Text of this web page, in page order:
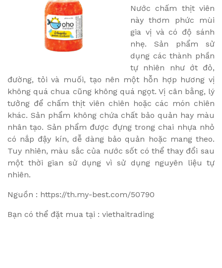
Nước chấm thịt viên
này thơm phức mùi
gia vị và có độ sánh
nhẹ. Sản phẩm sử
dụng các thành phần
tự nhiên như ớt đỏ,
đường, tỏi và muối, tạo nên một hỗn hợp hương vị
không quá chua cũng không quá ngọt. Vị cân bằng, lý
tưởng để chấm thịt viên chiên hoặc các món chiên
khác. Sản phẩm không chứa chất bảo quản hay màu
nhân tạo. Sản phẩm được đựng trong chai nhựa nhỏ
có nắp đậy kín, dễ dàng bảo quản hoặc mang theo.
Tuy nhiên, màu sắc của nước sốt có thể thay đổi sau
một thời gian sử dụng vì sử dụng nguyên liệu tự
nhiên.
Nguồn : https://th.my-best.com/50790
Bạn có thể đặt mua tại : viethaitrading